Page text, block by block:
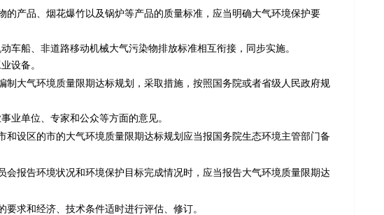
产品、烟花爆竹以及锅炉等产品的质量标准，应当明确大气环境保护要
船、非道路移动机械大气污染物排放标准相互衔接，同步实施。
设备。
大气环境质量限期达标规划，采取措施，按照国务院或者省级人民政府规
业单位、专家和公众等方面的意见。
设区的市的大气环境质量限期达标规划应当报国务院生态环境主管部门备
报告环境状况和环境保护目标完成情况时，应当报告大气环境质量限期达
求和经济、技术条件适时进行评估、修订。